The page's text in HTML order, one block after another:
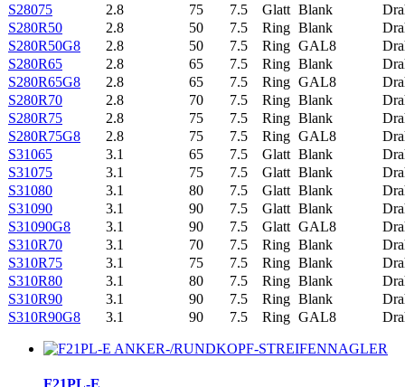
S28075
2.8 75 7.5 Glatt Blank
S280R50
2.8 50 7.5 Ring Blank
S280R50G8
2.8 50 7.5 Ring GAL8
S280R65
2.8 65 7.5 Ring Blank
S280R65G8
2.8 65 7.5 Ring GAL8
S280R70
2.8 70 7.5 Ring Blank
S280R75
2.8 75 7.5 Ring Blank
S280R75G8
2.8 75 7.5 Ring GAL8
S31065
3.1 65 7.5 Glatt Blank
S31075
3.1 75 7.5 Glatt Blank
S31080
3.1 80 7.5 Glatt Blank
S31090
3.1 90 7.5 Glatt Blank
S31090G8
3.1 90 7.5 Glatt GAL8
S310R70
3.1 70 7.5 Ring Blank
S310R75
3.1 75 7.5 Ring Blank
S310R80
3.1 80 7.5 Ring Blank
S310R90
3.1 90 7.5 Ring Blank
S310R90G8
3.1 90 7.5 Ring GAL8
F21PL-E